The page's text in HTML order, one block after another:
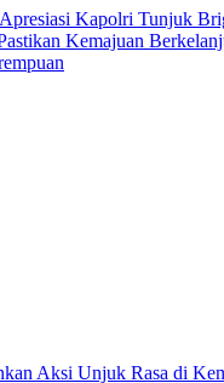
Kapolri Tunjuk
Kemajuan
Aksi Unjuk Rasa di